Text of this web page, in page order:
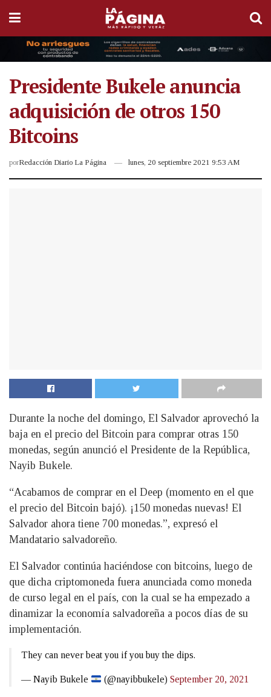
Presidente Bukele anuncia
adquisición de otros 150
Bitcoins
porRedacción Diario La Página lunes, 20 septiembre 2021 9:53 AM
Durante la noche del domingo, El Salvador aprovechó la
baja en el precio del Bitcoin para comprar otras 150
monedas, según anunció el Presidente de la República,
Nayib Bukele.
“Acabamos de comprar en el Deep (momento en el que
el precio del Bitcoin bajó). ¡150 monedas nuevas! El
Salvador ahora tiene 700 monedas.”, expresó el
Mandatario salvadoreño.
El Salvador continúa haciéndose con bitcoins, luego de
que dicha criptomoneda fuera anunciada como moneda
de curso legal en el país, con la cual se ha empezado a
dinamizar la economía salvadoreña a pocos días de su
implementación.
They can never beat you if you buy the dips.
— Nayib Bukele (@nayibbukele)September 20, 2021